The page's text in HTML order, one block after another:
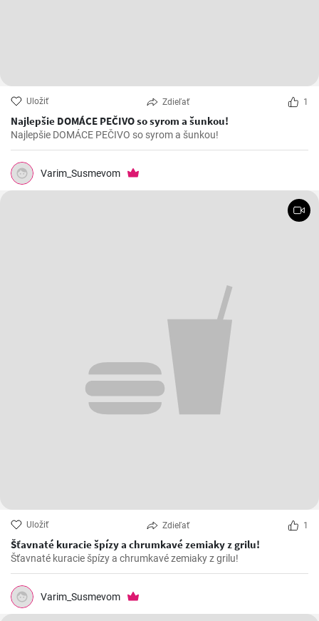
Uložiť Zdieľať 1
Najlepšie DOMÁCE PEČIVO so syrom a šunkou!
Najlepšie DOMÁCE PEČIVO so syrom a šunkou!
Varim_Susmevom
Uložiť Zdieľať 1
Šťavnaté kuracie špízy a chrumkavé zemiaky z grilu!
Šťavnaté kuracie špízy a chrumkavé zemiaky z grilu!
Varim_Susmevom